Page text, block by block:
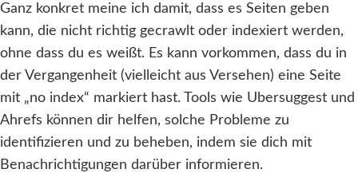
Ganz konkret meine ich damit, dass es Seiten geben
kann, die nicht richtig gecrawlt oder indexiert werden,
ohne dass du es weißt. Es kann vorkommen, dass du in
der Vergangenheit (vielleicht aus Versehen) eine Seite
mit „no index“ markiert hast. Tools wie Ubersuggest und
Ahrefs können dir helfen, solche Probleme zu
identifizieren und zu beheben, indem sie dich mit
Benachrichtigungen darüber informieren.